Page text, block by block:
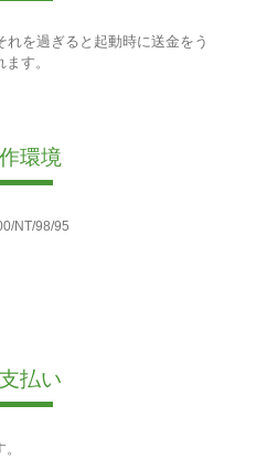
を過ぎると起動時に送金をう
す。
環境
NT/98/95
払い